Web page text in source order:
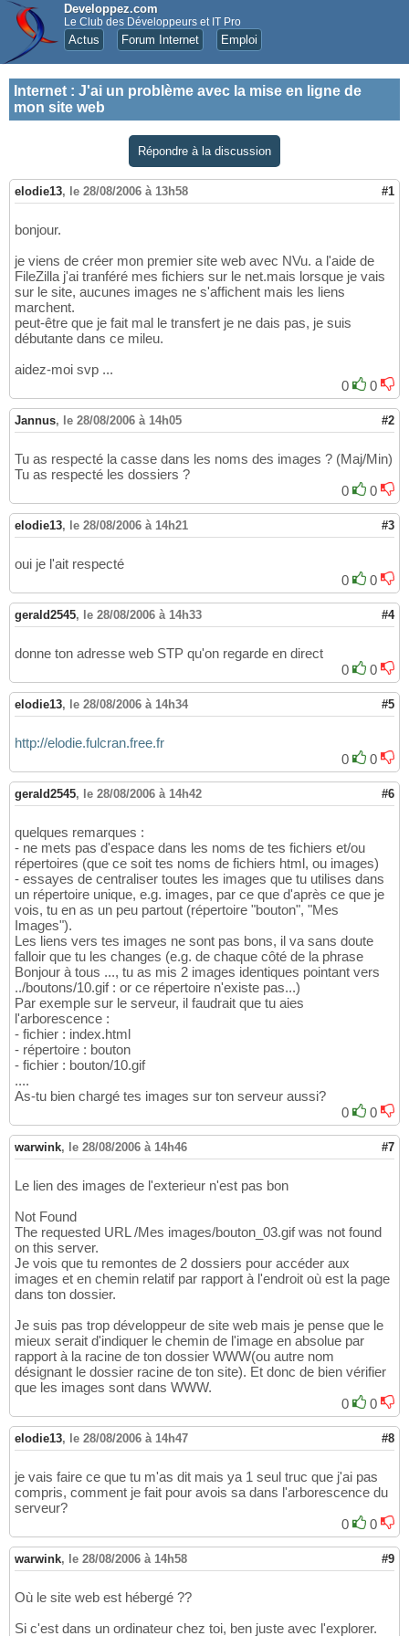
Developpez.com
Le Club des Développeurs et IT Pro
Actus Forum Internet Emploi
Internet : J'ai un problème avec la mise en ligne de
mon site web
Répondre à la discussion
elodie13, le 28/08/2006 à 13h58 #1
bonjour.
je viens de créer mon premier site web avec NVu. a l'aide de
FileZilla j'ai tranféré mes fichiers sur le net.mais lorsque je vais
sur le site, aucunes images ne s'affichent mais les liens
marchent.
peut-être que je fait mal le transfert je ne dais pas, je suis
débutante dans ce mileu.
aidez-moi svp ...
0
0
Jannus, le 28/08/2006 à 14h05 #2
Tu as respecté la casse dans les noms des images ? (Maj/Min)
Tu as respecté les dossiers ?
0
0
elodie13, le 28/08/2006 à 14h21 #3
oui je l'ait respecté
0
0
gerald2545, le 28/08/2006 à 14h33 #4
donne ton adresse web STP qu'on regarde en direct
0
0
elodie13, le 28/08/2006 à 14h34 #5
http://elodie.fulcran.free.fr
0
0
gerald2545, le 28/08/2006 à 14h42 #6
quelques remarques :
- ne mets pas d'espace dans les noms de tes fichiers et/ou
répertoires (que ce soit tes noms de fichiers html, ou images)
- essayes de centraliser toutes les images que tu utilises dans
un répertoire unique, e.g. images, par ce que d'après ce que je
vois, tu en as un peu partout (répertoire "bouton", "Mes
Images").
Les liens vers tes images ne sont pas bons, il va sans doute
falloir que tu les changes (e.g. de chaque côté de la phrase
Bonjour à tous ..., tu as mis 2 images identiques pointant vers
../boutons/10.gif : or ce répertoire n'existe pas...)
Par exemple sur le serveur, il faudrait que tu aies
l'arborescence :
- fichier : index.html
- répertoire : bouton
- fichier : bouton/10.gif
....
As-tu bien chargé tes images sur ton serveur aussi?
0
0
warwink, le 28/08/2006 à 14h46 #7
Le lien des images de l'exterieur n'est pas bon
Not Found
The requested URL /Mes images/bouton_03.gif was not found
on this server.
Je vois que tu remontes de 2 dossiers pour accéder aux
images et en chemin relatif par rapport à l'endroit où est la page
dans ton dossier.
Je suis pas trop développeur de site web mais je pense que le
mieux serait d'indiquer le chemin de l'image en absolue par
rapport à la racine de ton dossier WWW(ou autre nom
désignant le dossier racine de ton site). Et donc de bien vérifier
que les images sont dans WWW.
0
0
elodie13, le 28/08/2006 à 14h47 #8
je vais faire ce que tu m'as dit mais ya 1 seul truc que j'ai pas
compris, comment je fait pour avois sa dans l'arborescence du
serveur?
0
0
warwink, le 28/08/2006 à 14h58 #9
Où le site web est hébergé ??
Si c'est dans un ordinateur chez toi, ben juste avec l'explorer.